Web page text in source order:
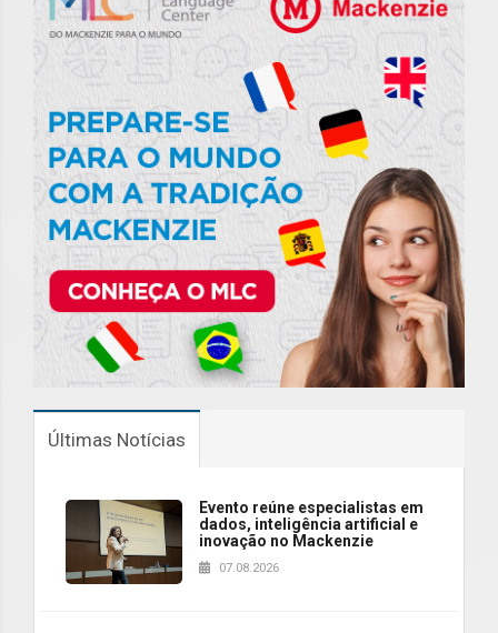
Últimas Notícias
Evento reúne especialistas em
dados, inteligência artificial e
inovação no Mackenzie
07.08.2026